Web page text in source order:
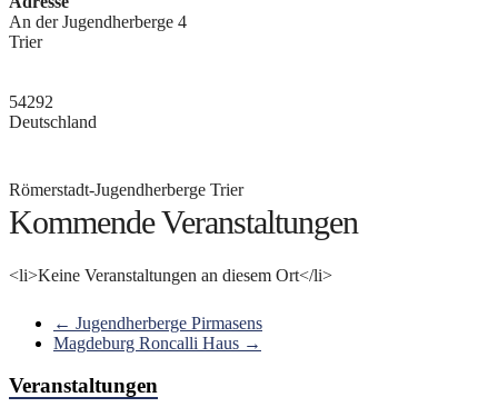
An der Jugendherberge 4
Trier
54292
Deutschland
Römerstadt-Jugendherberge Trier
Kommende Veranstaltungen
<li>Keine Veranstaltungen an diesem Ort</li>
← Jugendherberge Pirmasens
Magdeburg Roncalli Haus →
Veranstaltungen